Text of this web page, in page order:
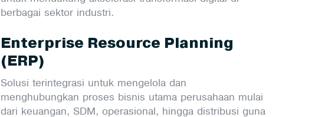
berbagai sektor industri.
Enterprise Resource Planning
(ERP)
Solusi terintegrasi untuk mengelola dan
menghubungkan proses bisnis utama perusahaan mulai
dari keuangan, SDM, operasional, hingga distribusi guna